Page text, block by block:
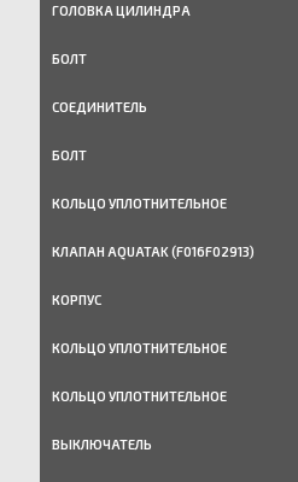
ГОЛОВКА ЦИЛИНДРА
БОЛТ
СОЕДИНИТЕЛЬ
БОЛТ
КОЛЬЦО УПЛОТНИТЕЛЬНОЕ
КЛАПАН AQUATAK (F016F02913)
КОРПУС
КОЛЬЦО УПЛОТНИТЕЛЬНОЕ
КОЛЬЦО УПЛОТНИТЕЛЬНОЕ
ВЫКЛЮЧАТЕЛЬ